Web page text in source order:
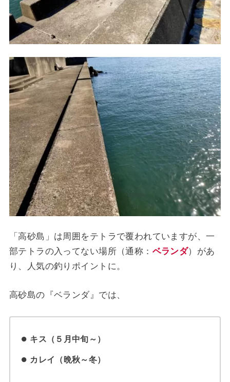
「高砂島」は周囲をテトラで覆われていますが、一
部テトラの入ってない場所（通称： ベランダ）があ
り、人気の釣りポイントに。
高砂島の『ベランダ』では、
キス（５月中旬～）
カレイ（晩秋～冬）